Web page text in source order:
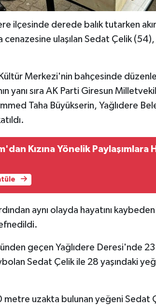
ilçesinde derede balık tutarken
cenazesine ulaşılan Sedat Çelik
Merkezi'nin bahçesinde
yanı sıra AK Parti Giresun
Taha Büyükserin, Yağlıdere
Kızına Yönelik Paylaşımlara
aynı olayda hayatını
geçen Yağlıdere Deresi'nde
Sedat Çelik ile 28 yaşındaki
metre uzakta bulunan yeğeni Sedat